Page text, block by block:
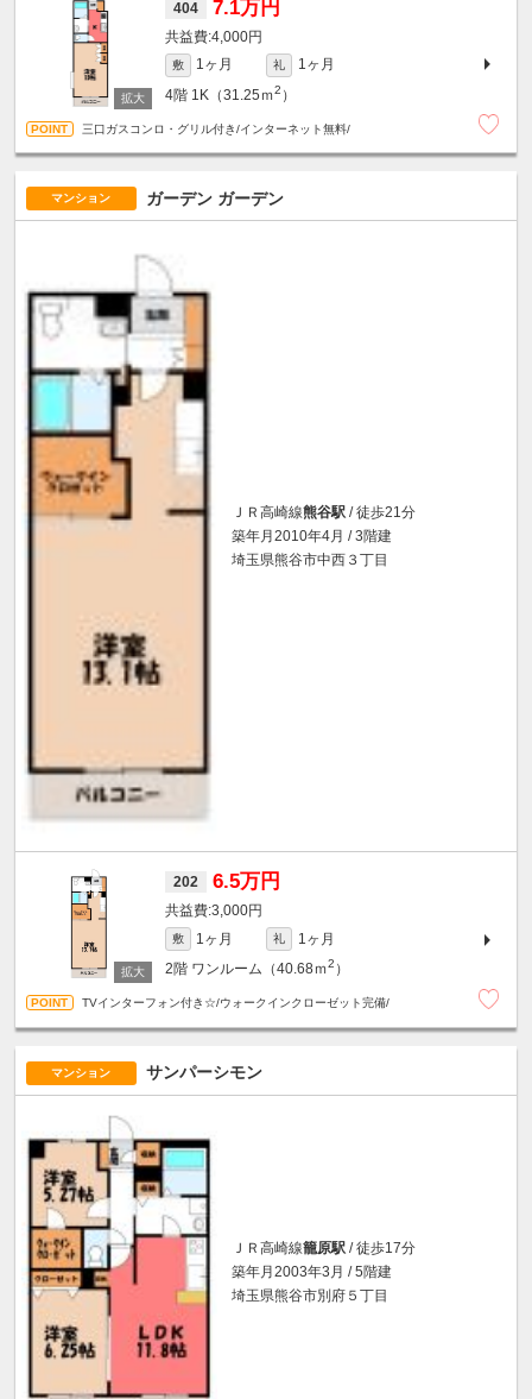
404 7.1万円
4,000円
敷 1ヶ月 礼
1ヶ月
4階 1K（31.25ｍ2 ）
三口ガスコンロ・グリル付き/インターネット無料/
マンション ガーデン ガーデン
ＪＲ高崎線熊谷駅 / 徒歩21分
築年月2010年4月 / 3階建
埼玉県熊谷市中西３丁目
202 6.5万円
3,000円
敷 1ヶ月 礼
1ヶ月
2階 ワンルーム（40.68ｍ2 ）
TVインターフォン付き☆/ウォークインクローゼット完備/
マンション サンパーシモン
ＪＲ高崎線籠原駅 / 徒歩17分
築年月2003年3月 / 5階建
埼玉県熊谷市別府５丁目